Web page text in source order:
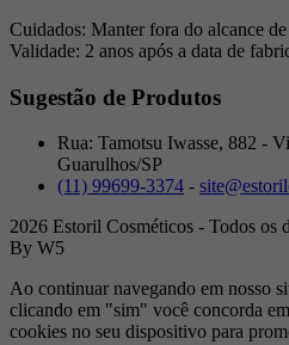
Cuidados: Manter fora do alcance
Validade: 2 anos após a data de
Sugestão de Produtos
Rua: Tamotsu Iwasse, 882 -
Guarulhos/SP
(11) 99699-3374 -
2026 Estoril Cosméticos - Todos os
By W5
Ao continuar navegando em nosso
clicando em "sim" você concorda
cookies no seu dispositivo para